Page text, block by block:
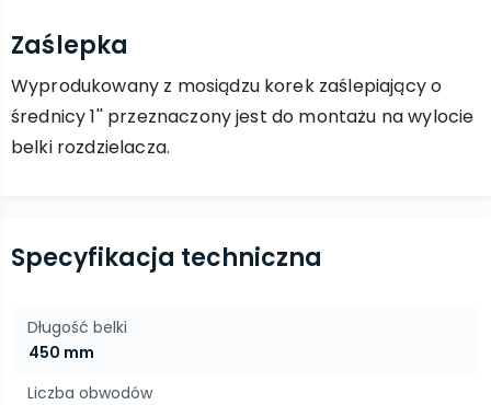
Zaślepka
Wyprodukowany z mosiądzu korek zaślepiający o
średnicy 1'' przeznaczony jest do montażu na wylocie
belki rozdzielacza.
Specyfikacja techniczna
Długość belki
450 mm
Liczba obwodów